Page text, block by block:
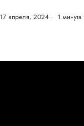
17 апреля, 2024 1 минута